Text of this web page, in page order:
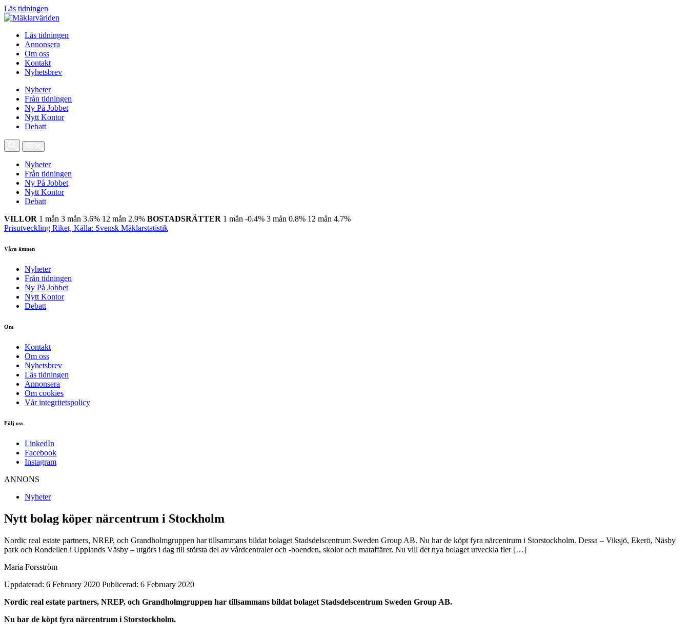
Läs tidningen
Läs tidningen
Annonsera
Om oss
Kontakt
Nyhetsbrev
Nyheter
Från tidningen
Ny På Jobbet
Nytt Kontor
Debatt
Nyheter
Från tidningen
Ny På Jobbet
Nytt Kontor
Debatt
VILLOR 1 mån 3 mån 3.6% 12 mån 2.9% BOSTADSRÄTTER 1 mån -0.4% 3 mån 0.8% 12 mån 4.7%
Prisutveckling Riket, Källa: Svensk Mäklarstatistik
Våra ämnen
Nyheter
Från tidningen
Ny På Jobbet
Nytt Kontor
Debatt
Om
Kontakt
Om oss
Nyhetsbrev
Läs tidningen
Annonsera
Om cookies
Vår integritetspolicy
Följ oss
LinkedIn
Facebook
Instagram
ANNONS
Nyheter
Nytt bolag köper närcentrum i Stockholm
Nordic real estate partners, NREP, och Grandholmgruppen har tillsammans bildat bolaget Stadsdelscentrum Sweden Group AB. Nu har de köpt fyra närcentrum i Storstockholm. Dessa – Viksjö, Ekerö, Näsby
park och Rondellen i Upplands Väsby – utgörs i dag till största del av vårdcentraler och -boenden, skolor och mataffärer. Nu vill det nya bolaget utveckla fler […]
Maria Forsström
Uppdaterad: 6 February 2020 Publicerad: 6 February 2020
Nordic real estate partners, NREP, och Grandholmgruppen har tillsammans bildat bolaget Stadsdelscentrum Sweden Group AB.
Nu har de köpt fyra närcentrum i Storstockholm.